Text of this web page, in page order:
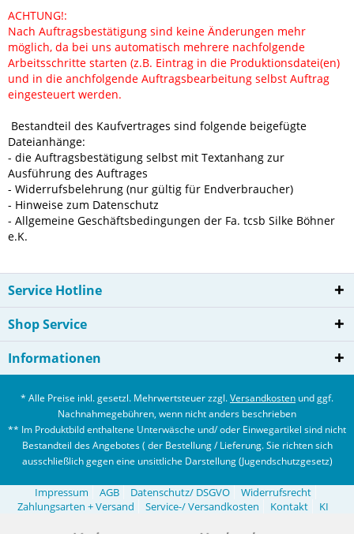
ACHTUNG!:
Nach Auftragsbestätigung sind keine Änderungen mehr
möglich, da bei uns automatisch mehrere nachfolgende
Arbeitsschritte starten (z.B. Eintrag in die Produktionsdatei(en)
und in die anchfolgende Auftragsbearbeitung selbst Auftrag
eingesteuert werden.
Bestandteil des Kaufvertrages sind folgende beigefügte
Dateianhänge:
- die Auftragsbestätigung selbst mit Textanhang zur
Ausführung des Auftrages
- Widerrufsbelehrung (nur gültig für Endverbraucher)
- Hinweise zum Datenschutz
- Allgemeine Geschäftsbedingungen der Fa. tcsb Silke Böhner
e.K.
Service Hotline
Shop Service
Informationen
* Alle Preise inkl. gesetzl. Mehrwertsteuer zzgl.Versandkosten und ggf.
Nachnahmegebühren, wenn nicht anders beschrieben
** Im Produktbild enthaltene Unterwäsche und/ oder Einwegartikel sind nicht
Bestandteil des Angebotes ( der Bestellung / Lieferung. Sie richten sich
ausschließlich gegen eine unsittliche Darstellung (Jugendschutzgesetz)
Impressum AGB Datenschutz/ DSGVO
Widerrufsrecht
Zahlungsarten + Versand
Service-/ Versandkosten Kontakt KI